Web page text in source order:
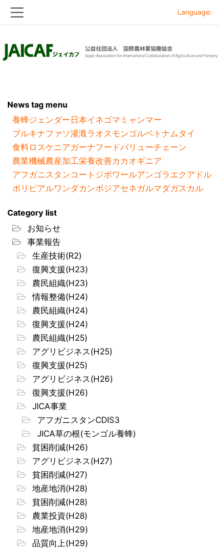
to
to
Language:
News tag menu
養蜂ジェンダー 日本イネゴマ ミャンマー
ブルキナファソ灌漑ラオスモンゴルベトナムタイ
食料ロスケニアガーナフードバリューチェーン
農業機械農産加工栄養改善カカオギニア
アフガニスタンコートジボワールアンゴラ エクアドル
ボリビアルワンダカンボジアセネガルマダガスカル
Category list
お知らせ
事業報告
生産技術(R2)
復興支援(H23)
農民組織(H23)
情報整備(H24)
農民組織(H24)
復興支援(H24)
農民組織(H25)
アグリビジネス(H25)
復興支援(H25)
アグリビジネス(H26)
復興支援(H26)
JICA事業
アフガニスタンCDIS3
JICA草の根(モンゴル養蜂)
貧困削減(H26)
アグリビジネス(H27)
貧困削減(H27)
地産地消(H28)
貧困削減(H28)
農業投資(H28)
地産地消(H29)
品質向上(H29)